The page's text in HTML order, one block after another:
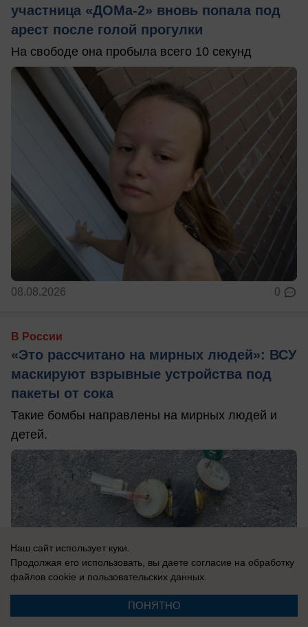
участница «ДОМа-2» вновь попала под
арест после голой прогулки
На свободе она пробыла всего 10 секунд
08.08.2026 0
В России
«Это рассчитано на мирных людей»: ВСУ
маскируют взрывные устройства под
пакеты от сока
Такие бомбы направлены на мирных людей и
детей.
Наш сайт использует куки.
Продолжая его использовать, вы даете согласие на обработку
файлов cookie и пользовательских данных.
ПОНЯТНО